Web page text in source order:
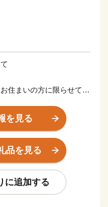
住まいの方に限らせてい
の回数制限は現在設けて
月程度かかることがあり
す。
を見る
品を見る
に追加する